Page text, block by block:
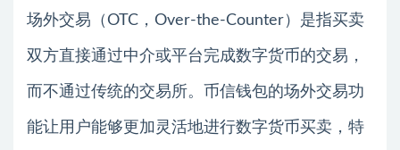
场外交易（OTC，Over-the-Counter）是指买卖
双方直接通过中介或平台完成数字货币的交易，
而不通过传统的交易所。币信钱包的场外交易功
能让用户能够更加灵活地进行数字货币买卖，特